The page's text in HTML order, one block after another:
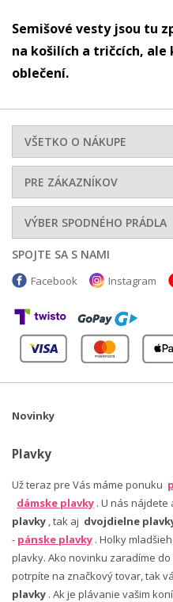
Semišové vesty jsou tu
na košilích a tričcích,
oblečení.
VŠETKO O NÁKUPE
PRE ZÁKAZNÍKOV
VÝBER SPODNÉHO PRÁDLA
SPOJTE SA S NAMI
Facebook Instagram
Novinky
Plavky
Už teraz pre Vás máme ponuku
dámske plavky . U nás
plavky , tak aj dvojdielne
- pánske plavky . Holky
plavky. Ako novinku zaradíme
potrpíte na značkový tovar, tak
plavky . Ak je plávanie vašim